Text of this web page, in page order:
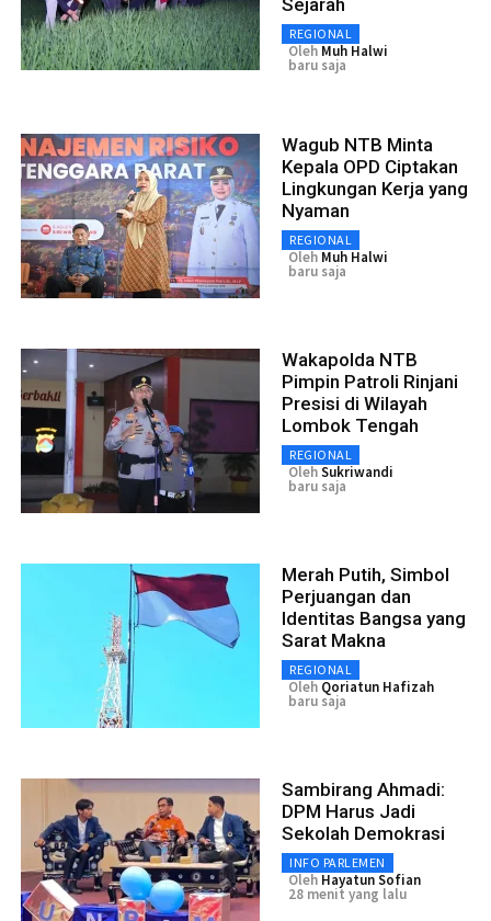
REGIONAL
Oleh Muh Halwi
baru saja
Wagub NTB Minta
Kepala OPD Ciptakan
Lingkungan Kerja yang
Nyaman
REGIONAL
Oleh Muh Halwi
baru saja
Wakapolda NTB
Pimpin Patroli Rinjani
Presisi di Wilayah
Lombok Tengah
REGIONAL
OlehSukriwandi
baru saja
Merah Putih, Simbol
Perjuangan dan
Identitas Bangsa yang
Sarat Makna
REGIONAL
Oleh Qoriatun Hafizah
baru saja
Sambirang Ahmadi:
DPM Harus Jadi
Sekolah Demokrasi
INFO PARLEMEN
Oleh Hayatun Sofian
28 menit yang lalu